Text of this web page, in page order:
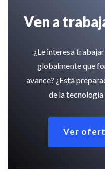
Ven a
¿Le interesa
globalmente que
avance? ¿Está
de la
Ver